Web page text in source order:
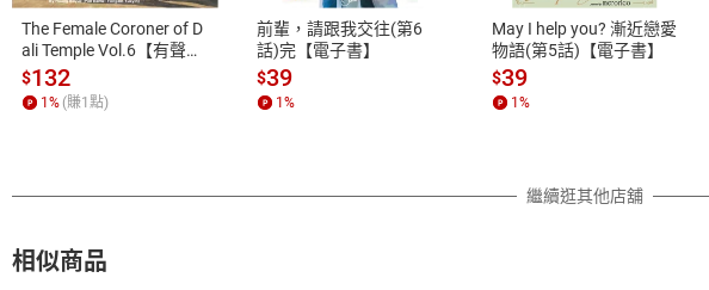
之權利，遽消費者保護法及通訊交
除權合理例外情事適用準則，依商
質各有不同規定。詳細退換貨說明
照各商品說明。
The Female Coroner of D
ali Temple Vol.6【有聲
書】
$132
1 % (賺1 點)
前輩，請跟我交往(第6
話)完【電子書】
$39
1 %
May I help you? 漸近戀愛
物語(第5話)【電子書】
$39
1 %
繼續逛其他店舖
相似商品